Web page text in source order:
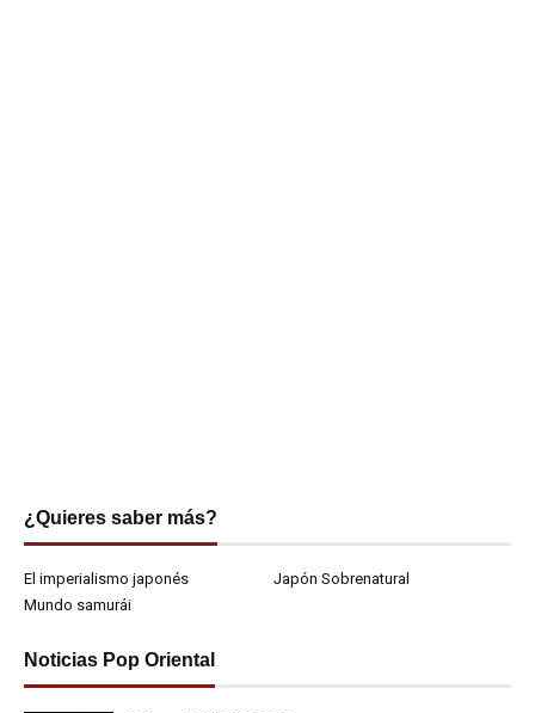
¿Quieres saber más?
El imperialismo japonés
Japón Sobrenatural
Mundo samurái
Noticias Pop Oriental